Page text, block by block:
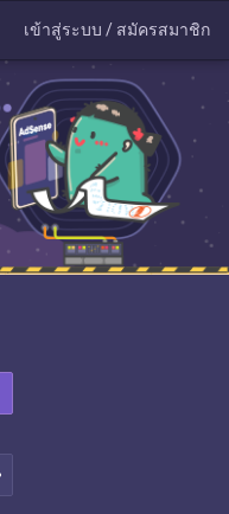
เข้าสู่ระบบ / สมัครสมาชิก